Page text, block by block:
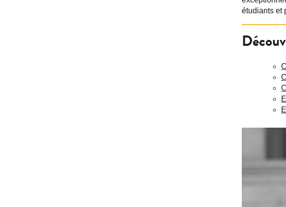
étudiants et